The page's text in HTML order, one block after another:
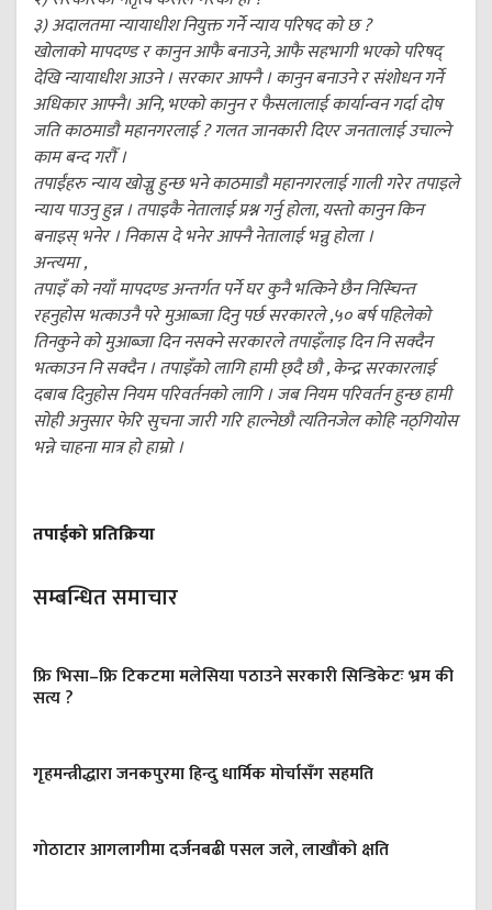
३) अदालतमा न्यायाधीश नियुक्त गर्ने न्याय परिषद को छ ?
खोलाको मापदण्ड र कानुन आफै बनाउने, आफै सहभागी भएको परिषद्
देखि न्यायाधीश आउने । सरकार आफ्नै । कानुन बनाउने र संशोधन गर्ने
अधिकार आफ्नै। अनि, भएको कानुन र फैसलालाई कार्यान्वन गर्दा दोष
जति काठमाडौ महानगरलाई ? गलत जानकारी दिएर जनतालाई उचाल्ने
काम बन्द गरौँ ।
तपाईंहरु न्याय खोज्नु हुन्छ भने काठमाडौ महानगरलाई गाली गरेर तपाइले
न्याय पाउनु हुन्न । तपाइकै नेतालाई प्रश्न गर्नु होला, यस्तो कानुन किन
बनाइस् भनेर । निकास दे भनेर आफ्नै नेतालाई भन्नु होला ।
अन्त्यमा ,
तपाइँ को नयाँ मापदण्ड अन्तर्गत पर्ने घर कुनै भत्किने छैन निस्चिन्त
रहनुहोस भत्काउनै परे मुआब्जा दिनु पर्छ सरकारले ,५० बर्ष पहिलेको
तिनकुने को मुआब्जा दिन नसक्ने सरकारले तपाइँलाइ दिन नि सक्दैन
भत्काउन नि सक्दैन । तपाइँको लागि हामी छ्दै छौ , केन्द्र सरकारलाई
दबाब दिनुहोस नियम परिवर्तनको लागि । जब नियम परिवर्तन हुन्छ हामी
सोही अनुसार फेरि सुचना जारी गरि हाल्नेछौ त्यतिनजेल कोहि नठ्गियोस
भन्ने चाहना मात्र हो हाम्रो ।
तपाईको प्रतिक्रिया
सम्बन्धित समाचार
फ्रि भिसा–फ्रि टिकटमा मलेसिया पठाउने सरकारी सिन्डिकेटः भ्रम की
सत्य ?
गृहमन्त्रीद्धारा जनकपुरमा हिन्दु धार्मिक मोर्चासँग सहमति
गोठाटार आगलागीमा दर्जनबढी पसल जले, लाखौंको क्षति